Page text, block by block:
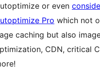
or even
Pro which not
caching but also
CDN, critical